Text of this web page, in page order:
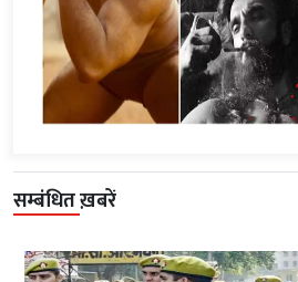
सम्बंधित ख़बरें